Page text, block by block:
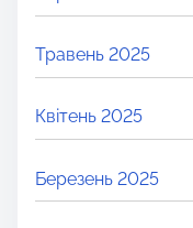
Травень 2025
Квітень 2025
Березень 2025